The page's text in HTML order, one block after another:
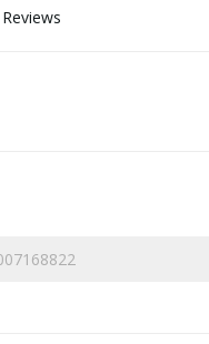
Reviews